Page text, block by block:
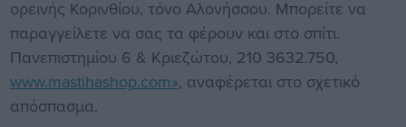
ορεινής Κορινθίου, τόνο Αλονήσσου. Μπορείτε να
παραγγείλετε να σας τα φέρουν και στο σπίτι.
Πανεπιστημίου 6 & Κριεζώτου, 210 3632.750,
www.mastihashop.com», αναφέρεται στο σχετικό
απόσπασμα.